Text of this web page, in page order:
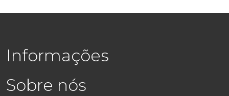
Informações
Sobre nós